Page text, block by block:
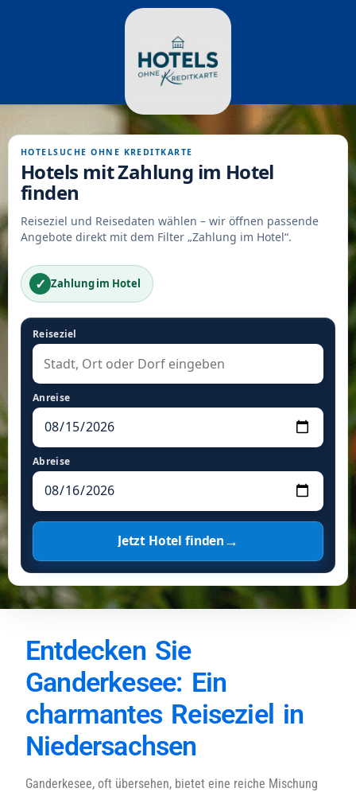
HOTELSUCHE OHNE KREDITKARTE
Hotels mit Zahlung im Hotel
finden
Reiseziel und Reisedaten wählen – wir öffnen passende
Angebote direkt mit dem Filter „Zahlung im Hotel“.
✓ Zahlung im Hotel
Reiseziel
Anreise
Abreise
Jetzt Hotel finden→
Entdecken Sie
Ganderkesee: Ein
charmantes Reiseziel in
Niedersachsen
Ganderkesee, oft übersehen, bietet eine reiche Mischung